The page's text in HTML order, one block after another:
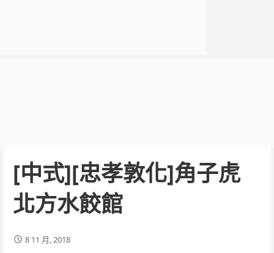
[中式][忠孝敦化]角子虎
北方水餃館
8 11 月, 2018